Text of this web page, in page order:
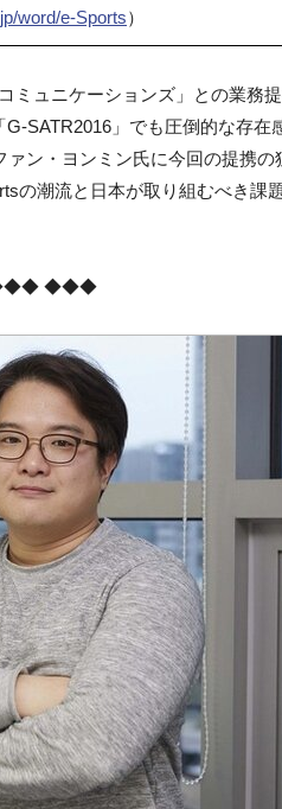
word/e-Sports）
ミュニケーションズ」との業務
SATR2016」でも圧倒的な存在
ン・ヨンミン氏に今回の提携の
の潮流と日本が取り組むべき課
◆◆◆